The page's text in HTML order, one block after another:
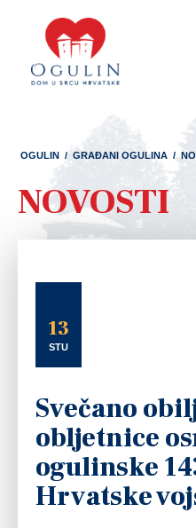
OGULIN / GRAĐANI OGULINA /
NOVOSTI
13
STU
Svečano
obljetnice
ogulinske
Hrvatske